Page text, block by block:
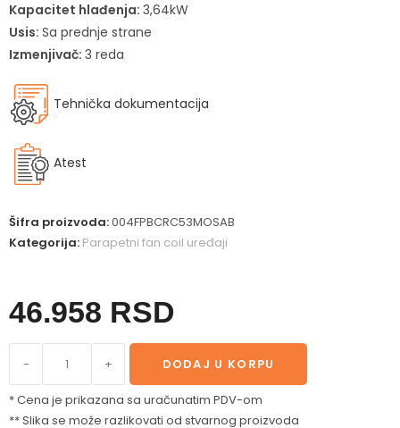
Kapacitet hlađenja: 3,64kW
Usis: Sa prednje strane
Izmenjivač: 3 reda
Tehnička dokumentacija
Atest
Šifra proizvoda:004FPBCRC53MOSAB
Kategorija: Parapetni fan coil uređaji
46.958 RSD
- + DODAJ U KORPU
* Cena je prikazana sa uračunatim PDV-om
** Slika se može razlikovati od stvarnog proizvoda